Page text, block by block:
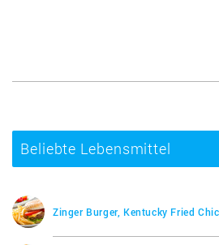
Beliebte Lebensmittel
Zinger Burger, Kentucky Fried